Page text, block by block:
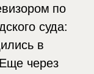
по
суда:
в
через